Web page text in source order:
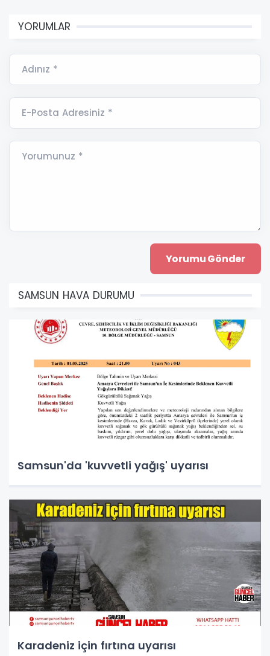
YORUMLAR
Adınız *
E-Posta Adresiniz *
Yorumunuz *
SAMSUN HAVA DURUMU
Samsun'da 'kuvvetli yağış' uyarısı
Karadeniz için fırtına uyarısı